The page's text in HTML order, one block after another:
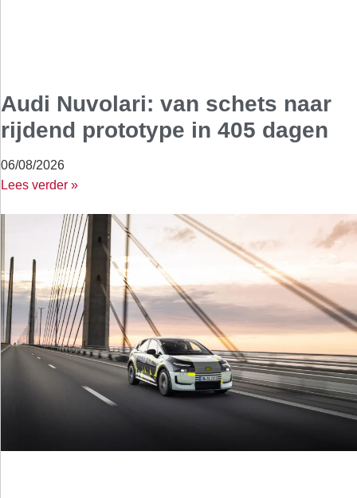
Audi Nuvolari: van schets naar
rijdend prototype in 405 dagen
06/08/2026
Lees verder »